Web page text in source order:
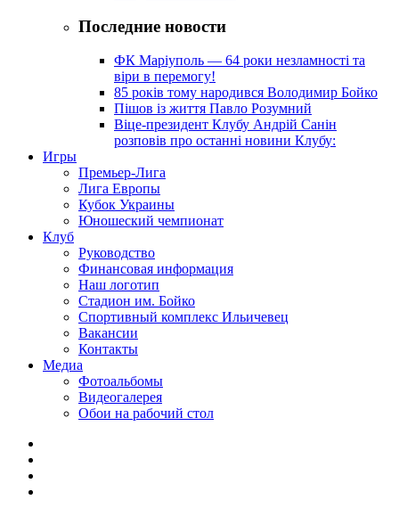
Последние новости
ФК Маріуполь — 64 роки незламності та
віри в перемогу!
85 років тому народився Володимир Бойко
Пішов із життя Павло Розумний
Віце-президент Клубу Андрій Санін
розповів про останні новини Клубу:
Игры
Премьер-Лига
Лига Европы
Кубок Украины
Юношеский чемпионат
Клуб
Руководство
Финансовая информация
Наш логотип
Стадион им. Бойко
Спортивный комплекс Ильичевец
Вакансии
Контакты
Медиа
Фотоальбомы
Видеогалерея
Обои на рабочий стол